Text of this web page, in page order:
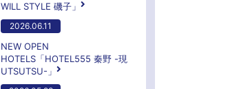
WILL STYLE 磯子」
2026.06.11
NEW OPEN
HOTELS「HOTEL555 秦野 -現
UTSUTSU-」